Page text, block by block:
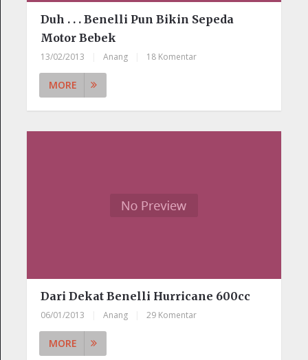
Duh . . . Benelli Pun Bikin Sepeda
Motor Bebek
13/02/2013 Anang 18 Komentar
MORE
Dari Dekat Benelli Hurricane 600cc
06/01/2013 Anang 29 Komentar
MORE